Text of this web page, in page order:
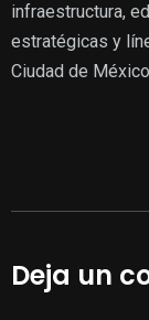
infraestructura,
estratégicas y
Ciudad de
Deja un